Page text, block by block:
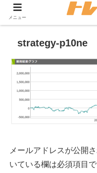
strategy-p10ne
メールアドレスが公開
いている欄は必須項目
メニュー